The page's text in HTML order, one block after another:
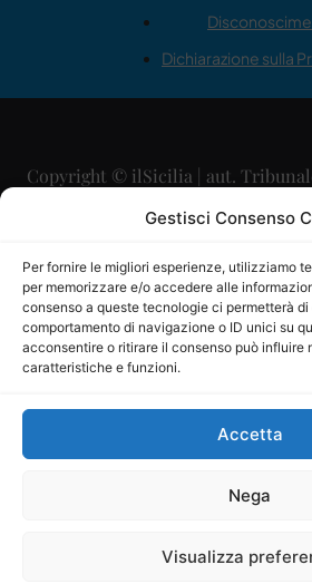
Gestisci Consenso
Per fornire le migliori esperienze, utilizziamo
per memorizzare e/o accedere alle
consenso a queste tecnologie ci permetterà
comportamento di navigazione o ID unici su
acconsentire o ritirare il consenso può influire
caratteristiche e funzioni.
Accetta
Nega
Visualizza
Dichiarazione sulla
Copyright © ilSicilia | aut.
29/09/2015
Direttore Editoriale:
Direttore Responsabile:
P.IVA: 06334930820
Mercurio Comunicazione Società
iscritta al Registro degli Operatori
Sito gestito daLa Digitale srl–